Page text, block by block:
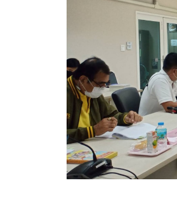
ประกาศจัดซื้อ-จัดจ้างภาครัฐ
รายงานผู้ใช้บริการกล้อง CCTV
ข้อมูลการเลือกตั้ง
นโยบายคุ้มครองข้อมูลส่วนบุคคล
ผลงาน